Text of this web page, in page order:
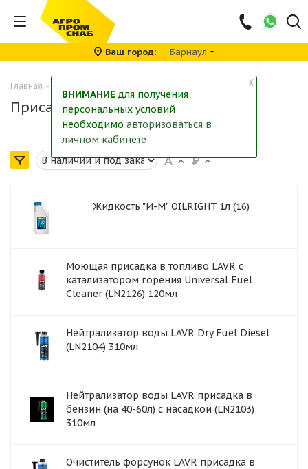
Ваш город Барнаул
Главная -
Присадки
Жидкость "И-М" OILRIGHT 1л (16)
Моющая присадка в топливо LAVR с
катализатором горения Universal Fuel
Cleaner (LN2126) 120мл
Нейтрализатор воды LAVR Dry Fuel Diesel
(LN2104) 310мл
Нейтрализатор воды LAVR присадка в
бензин (на 40-60л) с насадкой (LN2103)
310мл
Очиститель форсунок LAVR присадка в
╳
ВНИМАНИЕ для получения
персональных условий
необходимо авторизоваться в
личном кабинете